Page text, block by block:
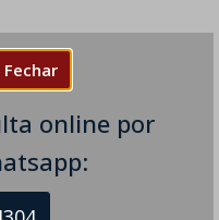
Fechar
online por